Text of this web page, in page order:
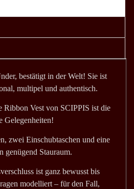
bestätigt in der Welt! Sie ist
multipel und authentisch.
Ribbon Vest von SCIPPIS ist die
Gelegenheiten!
zwei Einschubtaschen und eine
genügend Stauraum.
ist ganz bewusst bis
modelliert – für den Fall,